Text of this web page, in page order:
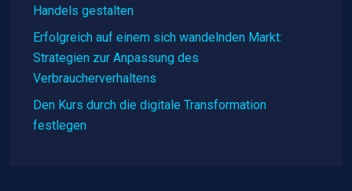
Handels gestalten
Erfolgreich auf einem sich wandelnden Markt:
Strategien zur Anpassung des
Verbraucherverhaltens
Den Kurs durch die digitale Transformation
festlegen